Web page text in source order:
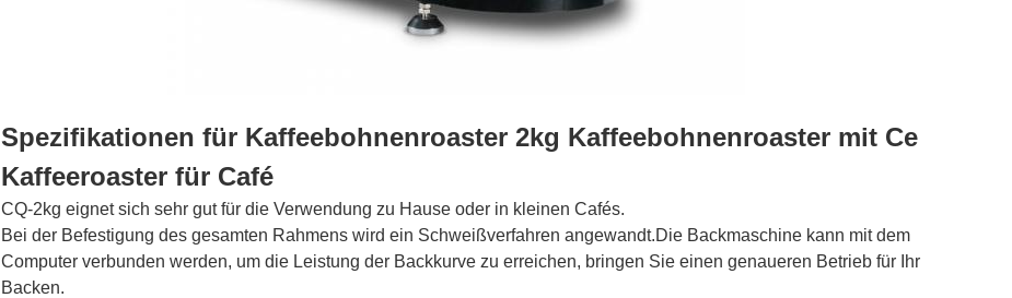
Spezifikationen für Kaffeebohnenroaster 2kg Kaffeebohnenroaster mit Ce
Kaffeeroaster für Café
CQ-2kg eignet sich sehr gut für die Verwendung zu Hause oder in kleinen Cafés.
Bei der Befestigung des gesamten Rahmens wird ein Schweißverfahren angewandt.Die Backmaschine kann mit dem
Computer verbunden werden, um die Leistung der Backkurve zu erreichen, bringen Sie einen genaueren Betrieb für Ihr
Backen.